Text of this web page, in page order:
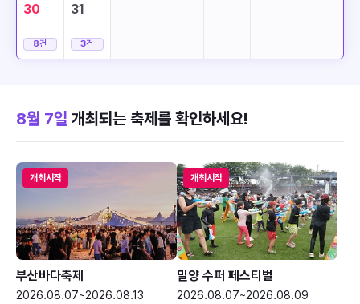
30
8건
31
3건
8월 7일 개최되는 축제를 확인하세요!
개최시작
부산바다축제
2026.08.07~2026.08.13
개최시작
밀양 수퍼 페스티벌
2026.08.07~2026.08.09